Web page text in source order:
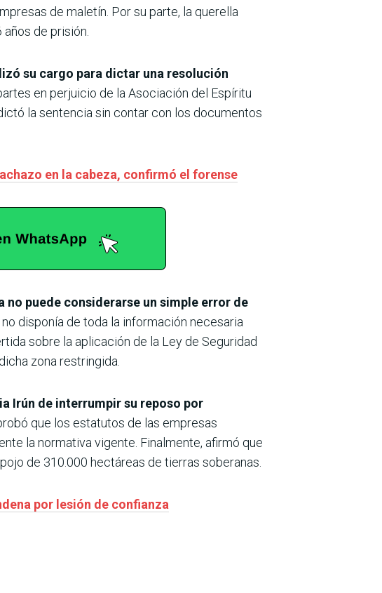
de maletín. Por su parte, la querella
de prisión.
su cargo para dictar una resolución
en perjuicio de la Asociación del Espíritu
la sentencia sin contar con los documentos
en la cabeza, confirmó el forense
puede considerarse un simple error de
disponía de toda la información necesaria
sobre la aplicación de la Ley de Seguridad
zona restringida.
Irún de interrumpir su reposo por
que los estatutos de las empresas
la normativa vigente. Finalmente, afirmó que
de 310.000 hectáreas de tierras soberanas.
por lesión de confianza